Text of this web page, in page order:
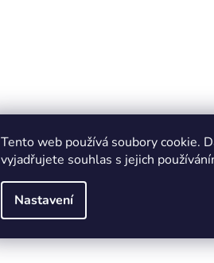
Tento web používá soubory cookie.
vyjadřujete souhlas s jejich
Nastavení